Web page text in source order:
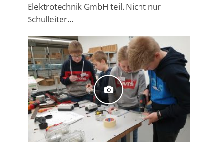
Elektrotechnik GmbH teil. Nicht nur
Schulleiter...